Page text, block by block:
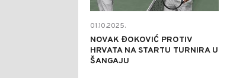
01.10.2025.
NOVAK ĐOKOVIĆ PROTIV
HRVATA NA STARTU TURNIRA U
ŠANGAJU